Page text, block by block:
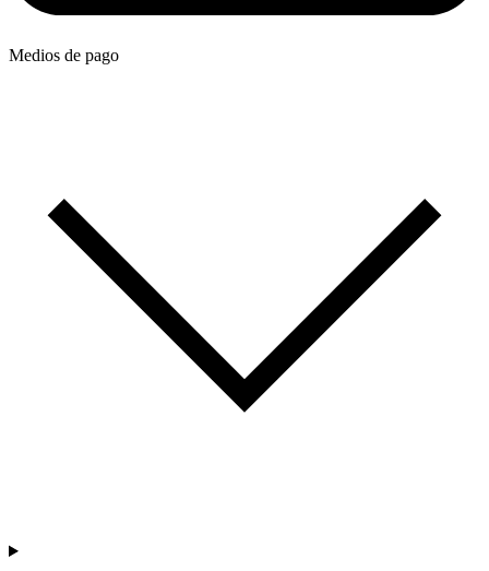
Medios de pago